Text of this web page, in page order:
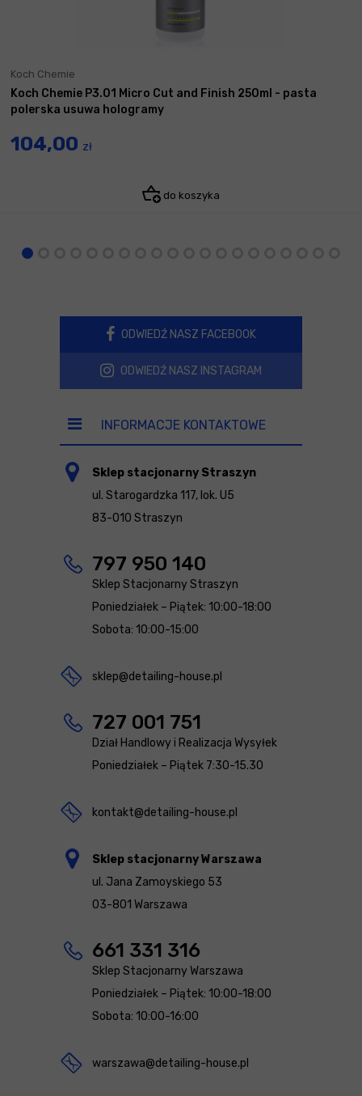
Koch Chemie
Koch Chemie P3.01 Micro Cut and Finish 250ml - pasta
polerska usuwa hologramy
104,00 zł
do koszyka
ODWIEDŹ NASZ FACEBOOK
ODWIEDŹ NASZ INSTAGRAM
INFORMACJE KONTAKTOWE
Sklep stacjonarny Straszyn
ul. Starogardzka 117, lok. U5
83-010 Straszyn
797 950 140
Sklep Stacjonarny Straszyn
Poniedziałek – Piątek: 10:00-18:00
Sobota: 10:00-15:00
sklep@detailing-house.pl
727 001 751
Dział Handlowy i Realizacja Wysyłek
Poniedziałek – Piątek 7:30-15.30
kontakt@detailing-house.pl
Sklep stacjonarny Warszawa
ul. Jana Zamoyskiego 53
03-801 Warszawa
661 331 316
Sklep Stacjonarny Warszawa
Poniedziałek – Piątek: 10:00-18:00
Sobota: 10:00-16:00
warszawa@detailing-house.pl